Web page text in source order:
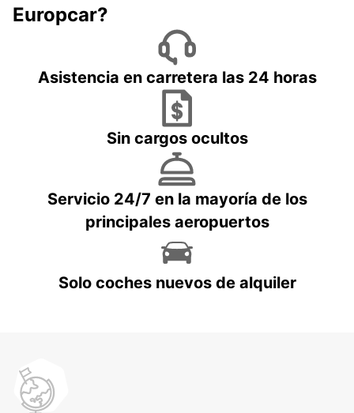
Europcar?
Asistencia en carretera las 24 horas
Sin cargos ocultos
Servicio 24/7 en la mayoría de los
principales aeropuertos
Solo coches nuevos de alquiler